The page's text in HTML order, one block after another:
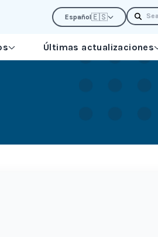
Español🇪🇸 Search
Últimas actualizaciones